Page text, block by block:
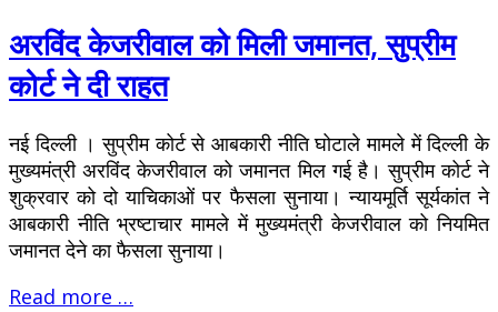
अरविंद केजरीवाल को मिली जमानत, सुप्रीम
कोर्ट ने दी राहत
नई दिल्ली । सुप्रीम कोर्ट से आबकारी नीति घोटाले मामले में दिल्ली के
मुख्यमंत्री अरविंद केजरीवाल को जमानत मिल गई है। सुप्रीम कोर्ट ने
शुक्रवार को दो याचिकाओं पर फैसला सुनाया। न्यायमूर्ति सूर्यकांत ने
आबकारी नीति भ्रष्टाचार मामले में मुख्यमंत्री केजरीवाल को नियमित
जमानत देने का फैसला सुनाया।
Read more …